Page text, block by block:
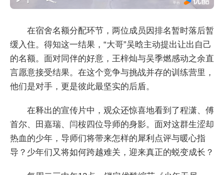
在宿舍名额分配环节，两位成员因排名暂时落后暂
缓入住。得知这一结果，“大哥”吴晗主动提出让出自己
的名额。面对同伴的好意，王梓灿与吴季燃感动之余直
言愿意接受结果。在这个竞争与挑战并存的训练营里，
他们是对手，更是彼此最坚实的后盾。
在释出的宣传片中，观众还惊喜地看到了程潇、傅
首尔、田嘉瑞、闫桉四位导师的身影。面对这群生涩却
热血的少年，导师们将带来怎样的犀利点评与暖心指
导？少年们又将如何跨越难关，迎来真正的蜕变成长？